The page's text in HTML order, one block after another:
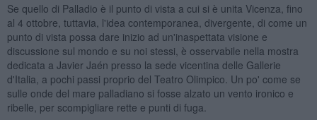
Se quello di Palladio è il punto di vista a cui si è unita Vicenza, fino
al 4 ottobre, tuttavia, l'idea contemporanea, divergente, di come un
punto di vista possa dare inizio ad un'inaspettata visione e
discussione sul mondo e su noi stessi, è osservabile nella mostra
dedicata a Javier Jaén presso la sede vicentina delle Gallerie
d'Italia, a pochi passi proprio del Teatro Olimpico. Un po' come se
sulle onde del mare palladiano si fosse alzato un vento ironico e
ribelle, per scompigliare rette e punti di fuga.